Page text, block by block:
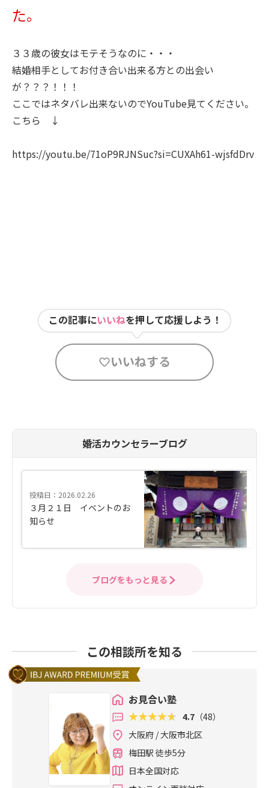
た。
３３歳の彼女はモテそうなのに・・・
結婚相手としてお付き合い出来る方との出会い
が？？？！！！
ここではネタバレ出来ないのでYouTube見てください。
こちら ↓
https://youtu.be/71oP9RJNSuc?si=CUXAh61-wjsfdDrv
この記事にいいねを押して応援しよう！
いいねする
婚活カウンセラーブログ
投稿日：2026.02.26
３月２１日 イベントのお
知らせ
ブログをもっと見る
この相談所を知る
お見合い塾
4.7 （48）
大阪府 / 大阪市北区
梅田駅 徒歩5分
日本全国対応